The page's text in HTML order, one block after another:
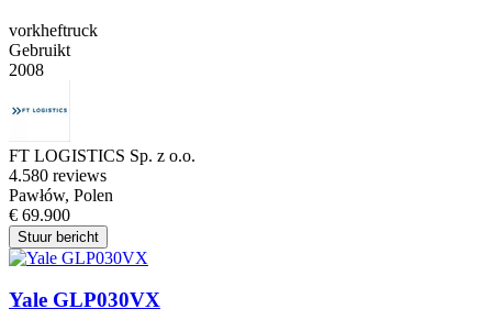
vorkheftruck
Gebruikt
2008
FT LOGISTICS Sp. z o.o.
4.580 reviews
Pawłów, Polen
€ 69.900
Stuur bericht
Yale GLP030VX